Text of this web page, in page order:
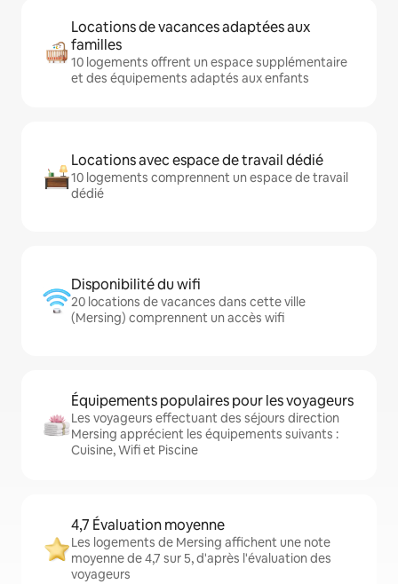
Locations de vacances adaptées aux
familles
10 logements offrent un espace supplémentaire
et des équipements adaptés aux enfants
Locations avec espace de travail dédié
10 logements comprennent un espace de travail
dédié
Disponibilité du wifi
20 locations de vacances dans cette ville
(Mersing) comprennent un accès wifi
Équipements populaires pour les voyageurs
Les voyageurs effectuant des séjours direction
Mersing apprécient les équipements suivants :
Cuisine, Wifi et Piscine
4,7 Évaluation moyenne
Les logements de Mersing affichent une note
moyenne de 4,7 sur 5, d'après l'évaluation des
voyageurs